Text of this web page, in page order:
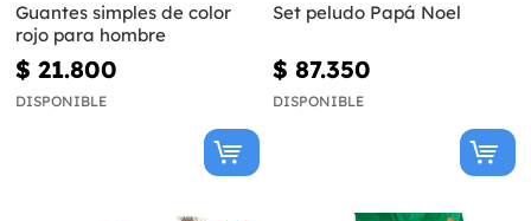
Guantes simples de color
rojo para hombre
$ 21.800
DISPONIBLE
Set peludo Papá Noel
$ 87.350
DISPONIBLE